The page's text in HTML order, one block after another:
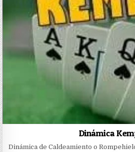
Dinámica
Dinámica de Caldeamiento o